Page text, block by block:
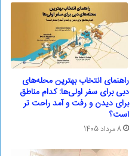
راهنمای انتخاب بهترین محله‌های
دبی برای سفر اولی‌ها: کدام مناطق
برای دیدن و رفت و آمد راحت تر
است؟
8 مرداد 1405